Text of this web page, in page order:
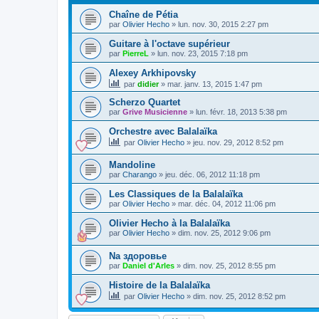
Chaîne de Pétia
par Olivier Hecho » lun. nov. 30, 2015 2:27 pm
Guitare à l'octave supérieur
par PierreL » lun. nov. 23, 2015 7:18 pm
Alexey Arkhipovsky
par didier» mar. janv. 13, 2015 1:47 pm
Scherzo Quartet
par Grive Musicienne » lun. févr. 18, 2013 5:38 pm
Orchestre avec Balalaïka
par Olivier Hecho » jeu. nov. 29, 2012 8:52 pm
Mandoline
par Charango » jeu. déc. 06, 2012 11:18 pm
Les Classiques de la Balalaïka
par Olivier Hecho » mar. déc. 04, 2012 11:06 pm
Olivier Hecho à la Balalaïka
par Olivier Hecho » dim. nov. 25, 2012 9:06 pm
Na здоровье
par Daniel d'Arles » dim. nov. 25, 2012 8:55 pm
Histoire de la Balalaïka
par Olivier Hecho » dim. nov. 25, 2012 8:52 pm